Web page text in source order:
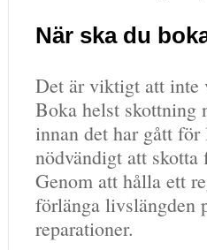
När ska du
Det är viktigt att inte
Boka helst skottning
innan det har gått
nödvändigt att
Genom att hålla ett
förlänga livslängden
reparationer.